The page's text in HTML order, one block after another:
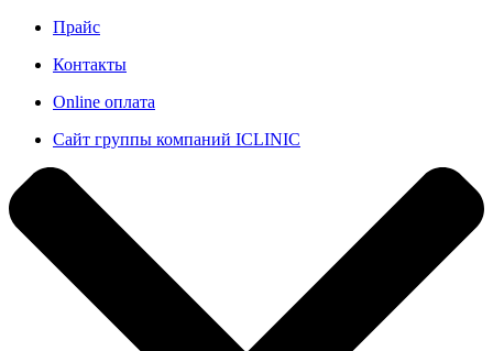
Прайс
Контакты
Online оплата
Сайт группы компаний ICLINIC